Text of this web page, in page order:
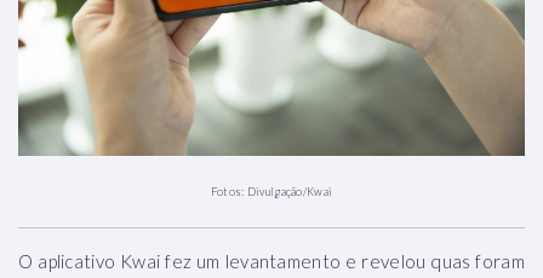
Fotos: Divulgação/Kwai
O aplicativo Kwai fez um levantamento e revelou quas foram